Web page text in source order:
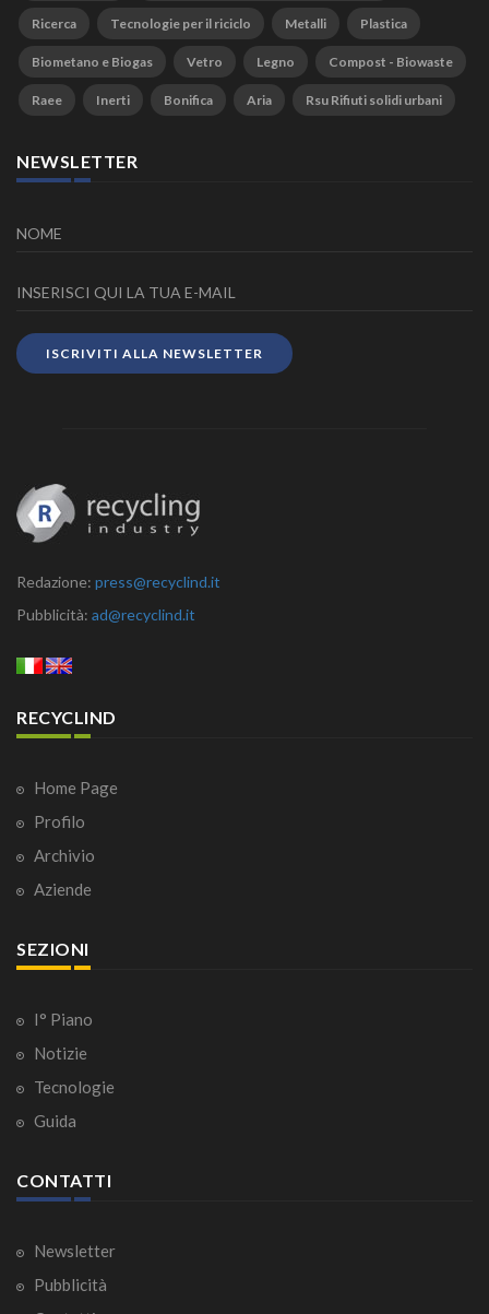
Ricerca Tecnologie per il riciclo Metalli Plastica
Biometano e Biogas Vetro Legno Compost - Biowaste
Raee Inerti Bonifica Aria Rsu Rifiuti solidi urbani
NEWSLETTER
ISCRIVITI ALLA NEWSLETTER
Redazione: press@recyclind.it
Pubblicità: ad@recyclind.it
RECYCLIND
Home Page
Profilo
Archivio
Aziende
SEZIONI
I° Piano
Notizie
Tecnologie
Guida
CONTATTI
Newsletter
Pubblicità